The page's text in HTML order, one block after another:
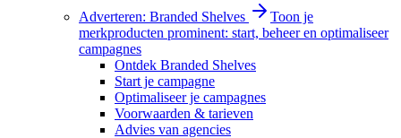
Adverteren: Branded Shelves
Toon je
merkproducten prominent: start, beheer en optimaliseer
campagnes
Ontdek Branded Shelves
Start je campagne
Optimaliseer je campagnes
Voorwaarden & tarieven
Advies van agencies